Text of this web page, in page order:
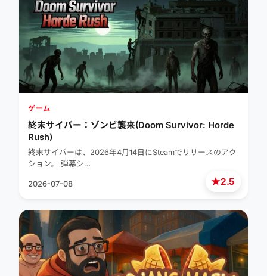
★2.5
ゲーム
終末サイバー：ゾンビ襲来(Doom Survivor: Horde
Rush)
終末サイバーは、2026年4月14日にSteamでリリースのアク
ション。 弾幕シ…
2026-07-08